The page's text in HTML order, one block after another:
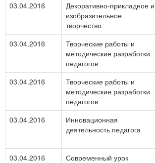
03.04.2016
Декоративно-прикладное и
изобразительное
творчество
03.04.2016
Творческие работы и
методические разработки
педагогов
03.04.2016
Творческие работы и
методические разработки
педагогов
03.04.2016
Инновационная
деятельность педагога
03.04.2016
Современный урок